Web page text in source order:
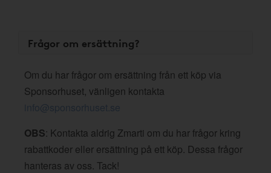
Frågor om ersättning?
Om du har frågor om ersättning från ett köp via
Sponsorhuset, vänligen kontakta
info@sponsorhuset.se
OBS: Kontakta aldrig Zmarti om du har frågor kring
rabattkoder eller ersättning på ett köp. Dessa frågor
hanteras av oss. Tack!